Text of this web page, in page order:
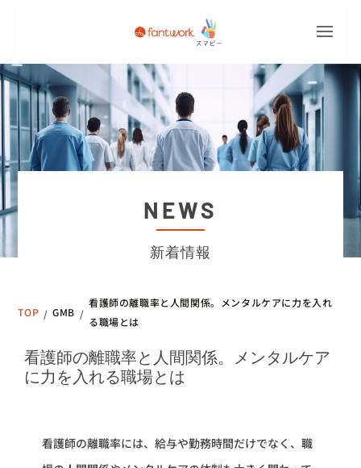
NEWS
新着情報
TOP / GMB /
看護師の離職率と人間関係。メンタルケアに力を入れ
る職場とは
看護師の離職率と人間関係。メンタルケア
に力を入れる職場とは
看護師の離職率には、給与や勤務時間だけでなく、職